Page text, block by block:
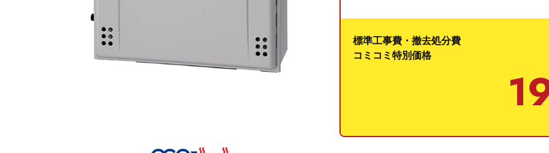
標準工事費・撤去処分費
コミコミ特別価格